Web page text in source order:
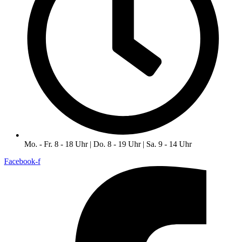
Mo. - Fr. 8 - 18 Uhr | Do. 8 - 19 Uhr | Sa. 9 - 14 Uhr
Facebook-f